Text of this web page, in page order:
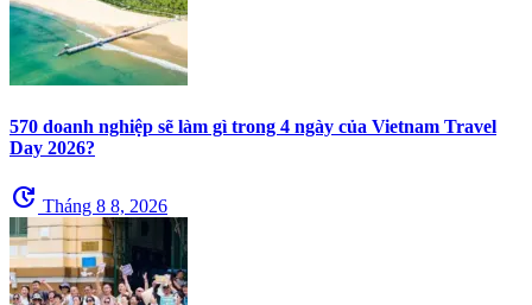
570 doanh nghiệp sẽ làm gì trong 4 ngày của Vietnam Travel
Day 2026?
update Tháng 8 8, 2026